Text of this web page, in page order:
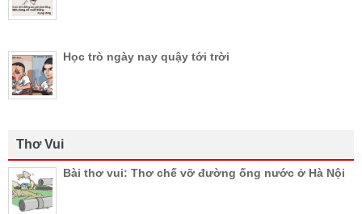
Học trò ngày nay quậy tới trời
Thơ Vui
Bài thơ vui: Thơ chế vỡ đường ống nước ở Hà Nội